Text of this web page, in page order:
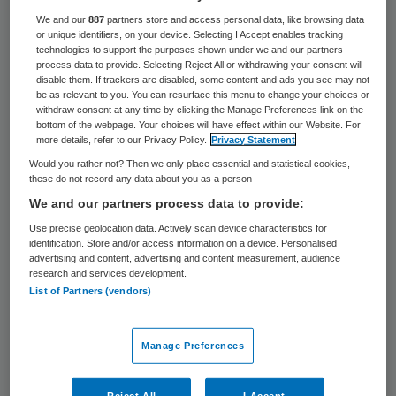
Centrum Wijkverpleging in Amersfoort is
deze week failliet verklaard. De curator
gaat voor 130 werknemers collectief
ontslag aanvragen, meldt vakbond NU’91.
De oorzaak van het faillissement is nog
onbekend. “Dat gaat de curator nog
uitzoeken, maar de geluiden die ik hoor zijn
mismanagement”, zegt een woordvoerster
van NU’91. Volgens haar wordt er spoedig
gekeken of er een overnamekandidaat is
De rechtbank in Amsterdam heeft Marie-
José Cools van De Advocaten van Van Riet
We and our887 partners store and access personal data, like browsing data
or unique identifiers, on your device. Selecting I Accept enables tracking
technologies to support the purposes shown under we and our partners
process data to provide. Selecting Reject All or withdrawing your consent will
disable them. If trackers are disabled, some content and ads you see may not
be as relevant to you. You can resurface this menu to change your choices or
withdraw consent at any time by clicking the Manage Preferences link on the
bottom of the webpage. Your choices will have effect within our Website. For
more details, refer to our Privacy Policy.
Privacy Statement
Would you rather not? Then we only place essential and statistical cookies,
these do not record any data about you as a person
We and our partners process data to provide:
Use precise geolocation data. Actively scan device characteristics for
identification. Store and/or access information on a device. Personalised
advertising and content, advertising and content measurement, audience
research and services development.
List of Partners (vendors)
Manage Preferences